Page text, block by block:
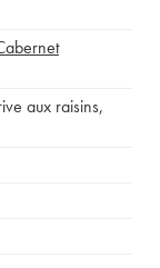
aux raisins,